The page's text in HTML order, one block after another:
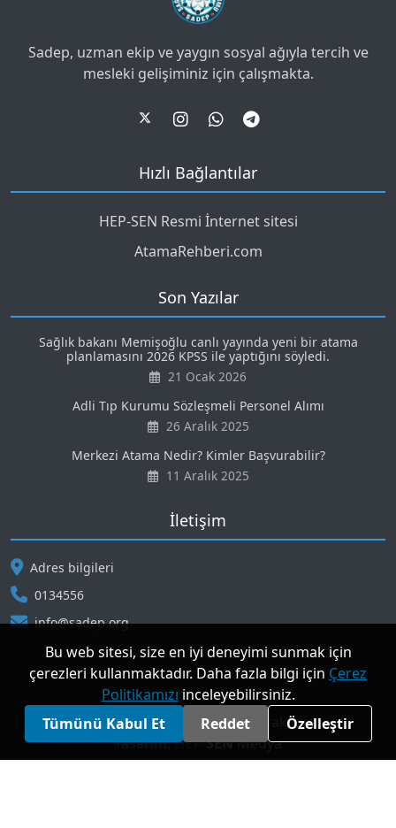
Sadep, uzman ekip ve yaygın sosyal ağıyla tercih ve
mesleki gelişiminiz için çalışmakta.
Hızlı Bağlantılar
HEP-SEN Resmi İnternet sitesi
AtamaRehberi.com
Son Yazılar
Sağlık bakanı Memişoğlu canlı yayında yeni bir atama
planlamasını 2026 KPSS ile yaptığını söyledi.
21 Ocak 2026
Adli Tıp Kurumu Sözleşmeli Personel Alımı
26 Aralık 2025
Merkezi Atama Nedir? Kimler Başvurabilir?
11 Aralık 2025
İletişim
Adres bilgileri
0134556
info@sadep.org
© 2026 SADEP. Tüm hakları saklıdır.
Tasarım:HEP-SENMedya
Bu web sitesi, size en iyi deneyimi sunmak için
çerezleri kullanmaktadır. Daha fazla bilgi için Çerez
Politikamızı inceleyebilirsiniz.
Tümünü Kabul Et
Reddet Özelleştir